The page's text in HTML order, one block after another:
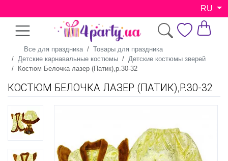
RU
Все для праздника
Товары для праздника
Детские карнавальные костюмы
Детские костюмы зверей
Костюм Белочка лазер (Патик),р.30-32
КОСТЮМ БЕЛОЧКА ЛАЗЕР (ПАТИК),Р.30-32